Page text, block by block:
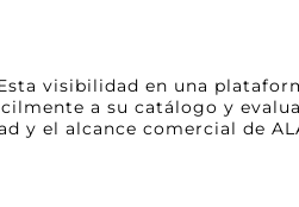
visibilidad en una
a su catálogo y
y el alcance comercial de